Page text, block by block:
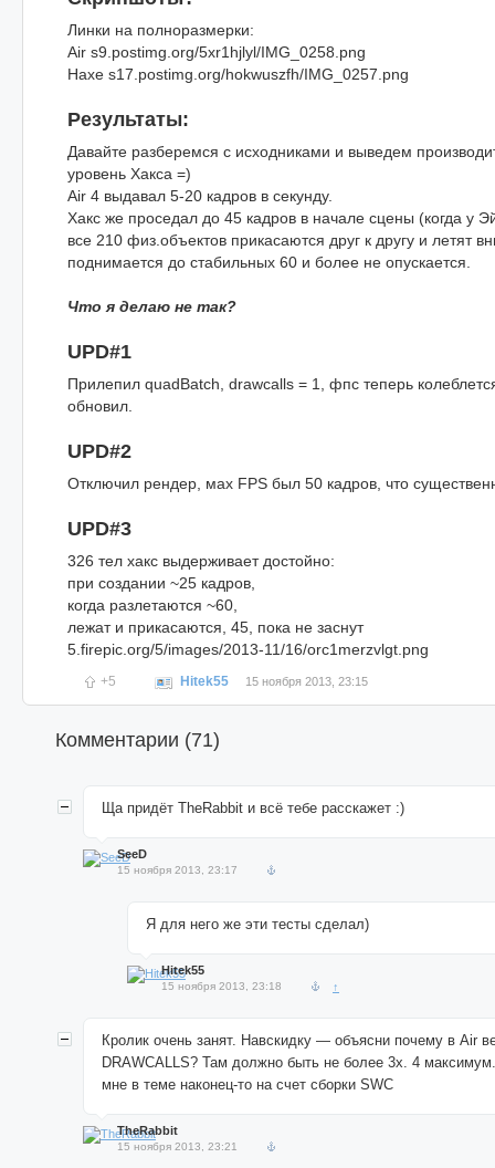
Линки на полноразмерки:
Air s9.postimg.org/5xr1hjlyl/IMG_0258.png
Haxe s17.postimg.org/hokwuszfh/IMG_0257.png
Результаты:
Давайте разберемся с исходниками и выведем
уровень Хакса =)
Air 4 выдавал 5-20 кадров в секунду.
Хакс же проседал до 45 кадров в начале сцены (когда у
все 210 физ.объектов прикасаются друг к другу и летят
поднимается до стабильных 60 и более не опускается.
Что я делаю не так?
UPD#1
Прилепил quadBatch, drawcalls = 1, фпс теперь
обновил.
UPD#2
Отключил рендер, мах FPS был 50 кадров, что
UPD#3
326 тел хакс выдерживает достойно:
при создании ~25 кадров,
когда разлетаются ~60,
лежат и прикасаются, 45, пока не заснут
5.firepic.org/5/images/2013-11/16/orc1merzvlgt.png
+5 Hitek55 15 ноября 2013, 23:15
Комментарии (71)
Ща придёт TheRabbit и всё тебе расскажет :)
SeeD
15 ноября 2013, 23:17
Я для него же эти тесты сделал)
Hitek55
15 ноября 2013, 23:18 ↑
Кролик очень занят. Навскидку — объясни почему в Air
DRAWCALLS? Там должно быть не более 3х. 4
мне в теме наконец-то на счет сборки SWC
TheRabbit
15 ноября 2013, 23:21